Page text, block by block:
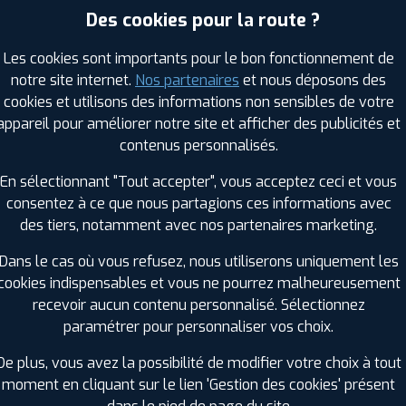
PROFIL PLUS DANS LES VILLES À
Cornebarrieu (31)
Cugnaux (31)
Fonsorbes (31)
Frouzins (31)
Grenade (31)
Léguevin (31)
Muret (31)
Plaisance-du-Touch (31)
Portet-sur-Garonne (31)
Saint-Alban (31)
PROFIL PLUS DANS LES
HAUTES-PYRÉNÉES (65)
+ D'INFOS
LOT-ET-GARONNE (47)
+ D'INFOS
Des cookies pour la route ?
Les cookies sont importants pour le bon fonctionnement de
notre site internet. Nos partenaires et nous déposons des
cookies et utilisons des informations non sensibles de votre
pour améliorer notre site et afficher des publicités et
contenus personnalisés.
En sélectionnant "Tout accepter", vous acceptez ceci et vous
consentez à ce que nous partagions ces informations avec
des tiers, notamment avec nos partenaires marketing.
Dans le cas où vous refusez, nous utiliserons uniquement les
indispensables et vous ne pourrez malheureusement
recevoir aucun contenu personnalisé. Sélectionnez
paramétrer pour personnaliser vos choix.
plus, vous avez la possibilité de modifier votre choix à tout
moment en cliquant sur le lien 'Gestion des cookies' présent